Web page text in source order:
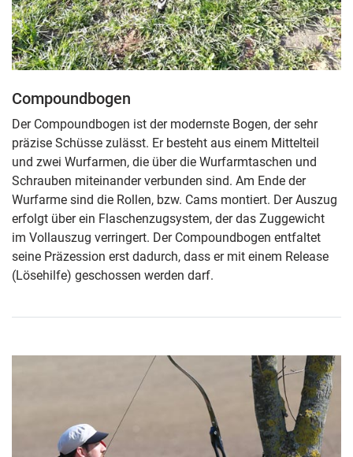
Compoundbogen
Der Compoundbogen ist der modernste Bogen, der sehr
präzise Schüsse zulässt. Er besteht aus einem Mittelteil
und zwei Wurfarmen, die über die Wurfarmtaschen und
Schrauben miteinander verbunden sind. Am Ende der
Wurfarme sind die Rollen, bzw. Cams montiert. Der Auszug
erfolgt über ein Flaschenzugsystem, der das Zuggewicht
im Vollauszug verringert. Der Compoundbogen entfaltet
seine Präzession erst dadurch, dass er mit einem Release
(Lösehilfe) geschossen werden darf.